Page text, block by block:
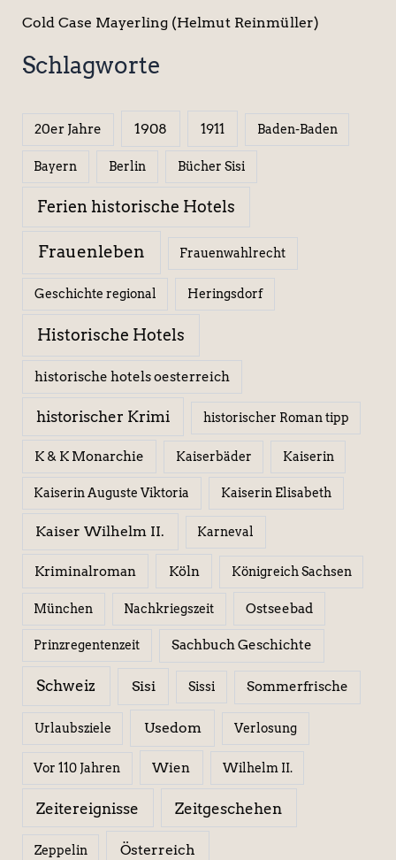
Cold Case Mayerling (Helmut Reinmüller)
Schlagworte
20er Jahre 1908 1911 Baden-Baden
Bayern Berlin Bücher Sisi
Ferien historische Hotels
Frauenleben Frauenwahlrecht
Geschichte regional Heringsdorf
Historische Hotels
historische hotels oesterreich
historischer Krimi historischer Roman tipp
K & K Monarchie Kaiserbäder Kaiserin
Kaiserin Auguste Viktoria Kaiserin Elisabeth
Kaiser Wilhelm II. Karneval
Kriminalroman Köln Königreich Sachsen
München Nachkriegszeit Ostseebad
Prinzregentenzeit Sachbuch Geschichte
Schweiz Sisi Sissi Sommerfrische
Urlaubsziele Usedom Verlosung
Vor 110 Jahren Wien Wilhelm II.
Zeitereignisse Zeitgeschehen
Zeppelin Österreich